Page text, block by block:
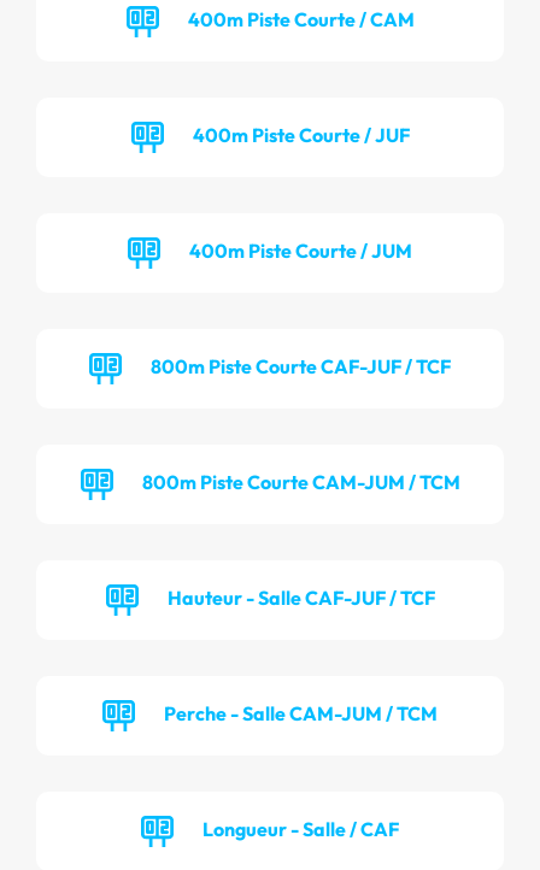
400m Piste Courte / CAM
400m Piste Courte / JUF
400m Piste Courte / JUM
800m Piste Courte CAF-JUF / TCF
800m Piste Courte CAM-JUM / TCM
Hauteur - Salle CAF-JUF / TCF
Perche - Salle CAM-JUM / TCM
Longueur - Salle / CAF